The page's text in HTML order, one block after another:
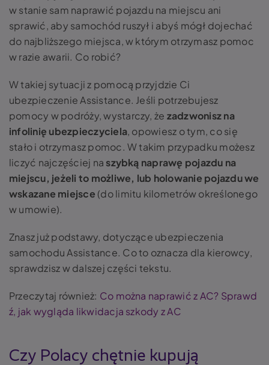
w stanie sam naprawić pojazdu na miejscu ani
sprawić, aby samochód ruszył i abyś mógł dojechać
do najbliższego miejsca, w którym otrzymasz pomoc
w razie awarii. Co robić?
W takiej sytuacji z pomocą przyjdzie Ci
ubezpieczenie Assistance. Jeśli potrzebujesz
pomocy w podróży, wystarczy, że zadzwonisz na
infolinię ubezpieczyciela, opowiesz o tym, co się
stało i otrzymasz pomoc. W takim przypadku możesz
liczyć najczęściej na szybką naprawę pojazdu na
miejscu, jeżeli to możliwe, lub holowanie pojazdu we
wskazane miejsce (do limitu kilometrów określonego
w umowie).
Znasz już podstawy, dotyczące ubezpieczenia
samochodu Assistance. Co to oznacza dla kierowcy,
sprawdzisz w dalszej części tekstu.
Przeczytaj również: Co można naprawić z AC? Sprawd
ź, jak wygląda likwidacja szkody z AC
Czy Polacy chętnie kupują